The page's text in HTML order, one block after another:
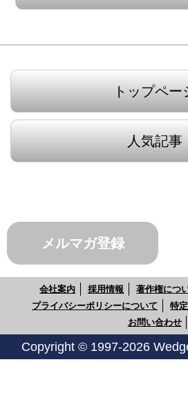
トップペー
人気記事
メルマガ登録
会社案内 採用情報 著作権につ
プライバシーポリシーについて
特
お問い合わせ
Copyright © 1997-2026